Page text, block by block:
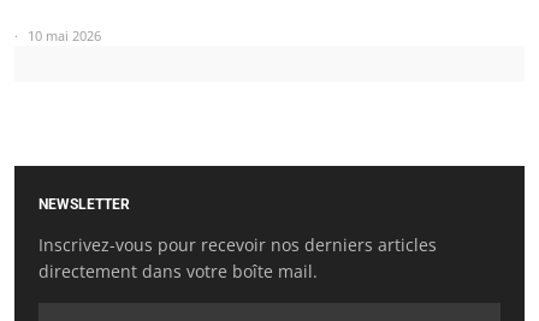
10 mai 2026
NEWSLETTER
Inscrivez-vous pour recevoir nos derniers articles
directement dans votre boîte mail.